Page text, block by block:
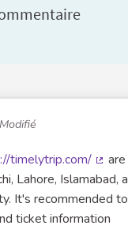
Modifié
timelytrip.com/
(Lien
Lahore,
It's recommended
ticket information